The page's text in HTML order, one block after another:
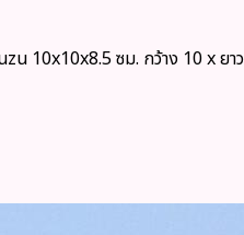
10x10x8.5 ซม. กว้าง 10 x ยาว